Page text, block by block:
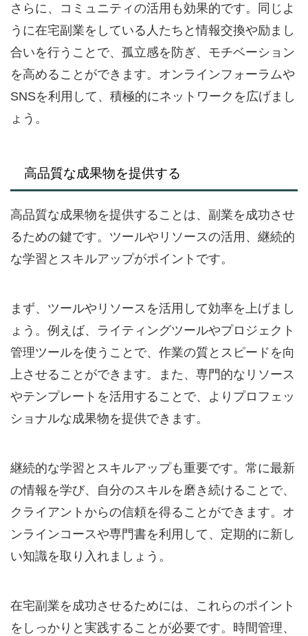
さらに、コミュニティの活用も効果的です。同じよ
うに在宅副業をしている人たちと情報交換や励まし
合いを行うことで、孤立感を防ぎ、モチベーション
を高めることができます。オンラインフォーラムや
SNSを利用して、積極的にネットワークを広げまし
ょう。
高品質な成果物を提供する
高品質な成果物を提供することは、副業を成功させ
るための鍵です。ツールやリソースの活用、継続的
な学習とスキルアップがポイントです。
まず、ツールやリソースを活用して効率を上げまし
ょう。例えば、ライティングツールやプロジェクト
管理ツールを使うことで、作業の質とスピードを向
上させることができます。また、専門的なリソース
やテンプレートを活用することで、よりプロフェッ
ショナルな成果物を提供できます。
継続的な学習とスキルアップも重要です。常に最新
の情報を学び、自分のスキルを磨き続けることで、
クライアントからの信頼を得ることができます。オ
ンラインコースや専門書を利用して、定期的に新し
い知識を取り入れましょう。
在宅副業を成功させるためには、これらのポイント
をしっかりと実践することが必要です。時間管理、